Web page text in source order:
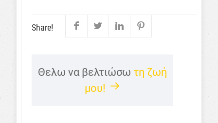
Share!
Θελω να βελτιώσω τη ζωή
μου!